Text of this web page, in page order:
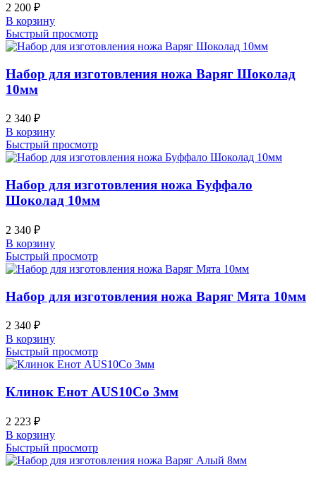
2 200 ₽
В корзину
Быстрый просмотр
Набор для изготовления ножа Варяг Шоколад
10мм
2 340 ₽
В корзину
Быстрый просмотр
Набор для изготовления ножа Буффало
Шоколад 10мм
2 340 ₽
В корзину
Быстрый просмотр
Набор для изготовления ножа Варяг Мята 10мм
2 340 ₽
В корзину
Быстрый просмотр
Клинок Енот AUS10Co 3мм
2 223 ₽
В корзину
Быстрый просмотр